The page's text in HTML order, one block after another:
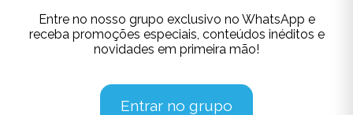
Entre no nosso grupo exclusivo no WhatsApp e
receba promoções especiais, conteúdos inéditos e
novidades em primeira mão!
Entrar no grupo